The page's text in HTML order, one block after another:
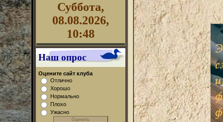
Суббота,
08.08.2026,
10:48
Наш опрос
Оцените сайт клуба
Отлично
Хорошо
Нормально
Плохо
Ужасно